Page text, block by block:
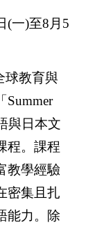
(一)至8 月 5
球教育與
Summer
與日本文
程。課程
教學經驗
密集且扎
能力。除